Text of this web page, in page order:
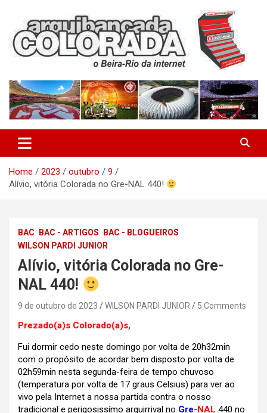
content
Arquibancada Colorada
Home 2023 outubro
9
Alívio, vitória Colorada no Gre-NAL 440!
BAC BAC - ARTIGOS
BAC - BLOGUEIROS
WILSON PARDI JUNIOR
Alívio, vitória Colorada no Gre-
NAL 440!
9 de outubro de 2023 WILSON PARDI JUNIOR 5 Comments
Prezado(a)s Colorado(a)s,
Fui dormir cedo neste domingo por volta de 20h32min
com o propósito de acordar bem disposto por volta de
02h59min nesta segunda-feira de tempo chuvoso
(temperatura por volta de 17 graus Celsius) para ver ao
vivo pela Internet a nossa partida contra o nosso
tradicional e perigosissímo arquirrival no Gre-NAL 440 no